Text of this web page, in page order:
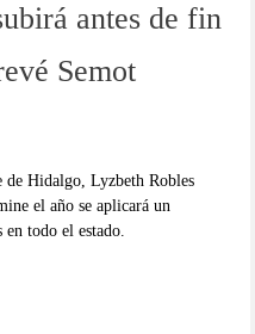
antes de fin
Semot
Hidalgo, Lyzbeth Robles
el año se aplicará un
en todo el estado.